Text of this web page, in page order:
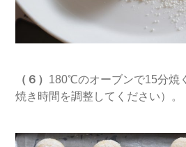
（６） 180℃のオーブンで15分焼
焼き時間を調整してください）。